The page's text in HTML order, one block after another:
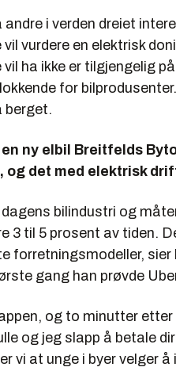
i verden dreiet
vurdere en elektrisk
ha ikke er tilgjengelig
for
berget.
ny elbil Breitfelds
og det med elektrisk
bilindustri og
3 til 5 prosent av tiden.
forretningsmodeller, sier
gang han prøvde
og to minutter
og jeg slapp å betale
vi at unge i byer velger å